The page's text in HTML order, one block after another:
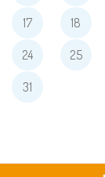
17 18
24 25
31